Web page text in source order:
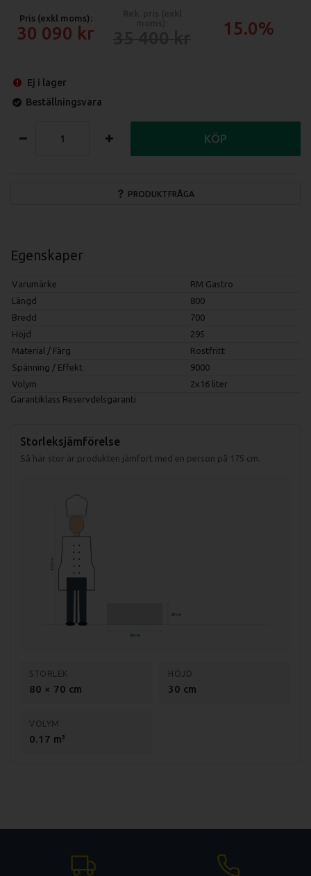
Pris (exkl moms):
30 090 15.0%
Ej i lager
Beställningsvara
PRODUKTFRÅGA
KÖP
Egenskaper
Varumärke
RM Gastro
Längd
800
Bredd
700
Höjd
295
Material / Färg
Rostfritt
Spänning / Effekt
9000
Volym
2x16 liter
Garantiklass Reservdelsgaranti
Storleksjämförelse
Så här stor är produkten jämfört med en person på 175 cm.
175 cm
30 cm
80 cm
STORLEK
80 × 70 cm
HÖJD
30 cm
VOLYM
0.17 m³